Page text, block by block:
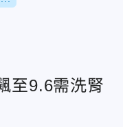
至9.6需洗腎